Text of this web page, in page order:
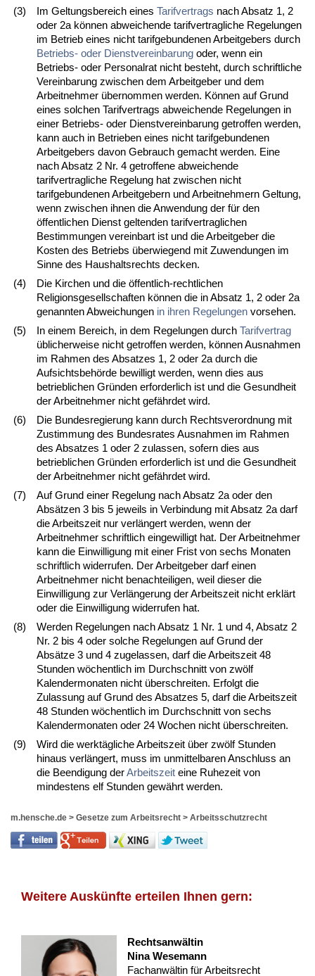
(3) Im Geltungsbereich eines Tarifvertrags nach Absatz 1, 2
oder 2a können abweichende tarifvertragliche Regelungen
im Betrieb eines nicht tarifgebundenen Arbeitgebers durch
Betriebs- oder Dienstvereinbarung oder, wenn ein
Betriebs- oder Personalrat nicht besteht, durch schriftliche
Vereinbarung zwischen dem Arbeitgeber und dem
Arbeitnehmer übernommen werden. Können auf Grund
eines solchen Tarifvertrags abweichende Regelungen in
einer Betriebs- oder Dienstvereinbarung getroffen werden,
kann auch in Betrieben eines nicht tarifgebundenen
Arbeitgebers davon Gebrauch gemacht werden. Eine
nach Absatz 2 Nr. 4 getroffene abweichende
tarifvertragliche Regelung hat zwischen nicht
tarifgebundenen Arbeitgebern und Arbeitnehmern Geltung,
wenn zwischen ihnen die Anwendung der für den
öffentlichen Dienst geltenden tarifvertraglichen
Bestimmungen vereinbart ist und die Arbeitgeber die
Kosten des Betriebs überwiegend mit Zuwendungen im
Sinne des Haushaltsrechts decken.
(4)
Die Kirchen und die öffentlich-rechtlichen
Religionsgesellschaften können die in Absatz 1, 2 oder 2a
genannten Abweichungen in ihren Regelungen vorsehen.
(5)
In einem Bereich, in dem Regelungen durch Tarifvertrag
üblicherweise nicht getroffen werden, können Ausnahmen
im Rahmen des Absatzes 1, 2 oder 2a durch die
Aufsichtsbehörde bewilligt werden, wenn dies aus
betrieblichen Gründen erforderlich ist und die Gesundheit
der Arbeitnehmer nicht gefährdet wird.
(6)
Die Bundesregierung kann durch Rechtsverordnung mit
Zustimmung des Bundesrates Ausnahmen im Rahmen
des Absatzes 1 oder 2 zulassen, sofern dies aus
betrieblichen Gründen erforderlich ist und die Gesundheit
der Arbeitnehmer nicht gefährdet wird.
(7)
Auf Grund einer Regelung nach Absatz 2a oder den
Absätzen 3 bis 5 jeweils in Verbindung mit Absatz 2a darf
die Arbeitszeit nur verlängert werden, wenn der
Arbeitnehmer schriftlich eingewilligt hat. Der Arbeitnehmer
kann die Einwilligung mit einer Frist von sechs Monaten
schriftlich widerrufen. Der Arbeitgeber darf einen
Arbeitnehmer nicht benachteiligen, weil dieser die
Einwilligung zur Verlängerung der Arbeitszeit nicht erklärt
oder die Einwilligung widerrufen hat.
(8)
Werden Regelungen nach Absatz 1 Nr. 1 und 4, Absatz 2
Nr. 2 bis 4 oder solche Regelungen auf Grund der
Absätze 3 und 4 zugelassen, darf die Arbeitszeit 48
Stunden wöchentlich im Durchschnitt von zwölf
Kalendermonaten nicht überschreiten. Erfolgt die
Zulassung auf Grund des Absatzes 5, darf die Arbeitszeit
48 Stunden wöchentlich im Durchschnitt von sechs
Kalendermonaten oder 24 Wochen nicht überschreiten.
(9)
Wird die werktägliche Arbeitszeit über zwölf Stunden
hinaus verlängert, muss im unmittelbaren Anschluss an
die Beendigung derArbeitszeit eine Ruhezeit von
mindestens elf Stunden gewährt werden.
m.hensche.de > Gesetze zum Arbeitsrecht > Arbeitsschutzrecht
Weitere Auskünfte erteilen Ihnen gern:
Rechtsanwältin
Nina Wesemann
Fachanwältin für Arbeitsrecht